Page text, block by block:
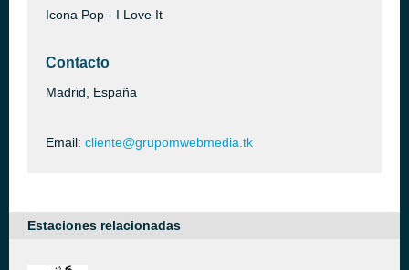
Icona Pop - I Love It
Contacto
Madrid, España
Email: cliente@grupomwebmedia.tk
Estaciones relacionadas